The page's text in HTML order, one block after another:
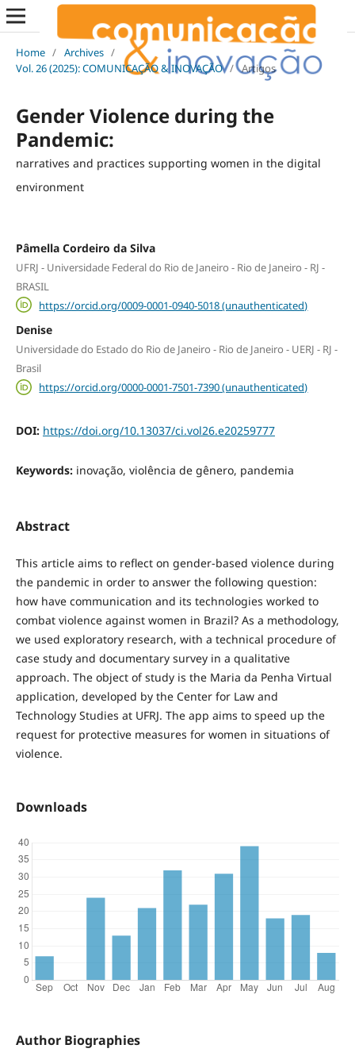
Home / Archives /
Vol. 26 (2025): COMUNICAÇÃO & INOVAÇÃO / Artigos
Gender Violence during the
Pandemic:
narratives and practices supporting women in the digital
environment
Pâmella Cordeiro da Silva
UFRJ - Universidade Federal do Rio de Janeiro - Rio de Janeiro - RJ -
BRASIL
https://orcid.org/0009-0001-0940-5018 (unauthenticated)
Denise
Universidade do Estado do Rio de Janeiro - Rio de Janeiro - UERJ - RJ -
Brasil
https://orcid.org/0000-0001-7501-7390 (unauthenticated)
DOI: https://doi.org/10.13037/ci.vol26.e20259777
Keywords: inovação, violência de gênero, pandemia
Abstract
This article aims to reflect on gender-based violence during
the pandemic in order to answer the following question:
how have communication and its technologies worked to
combat violence against women in Brazil? As a methodology,
we used exploratory research, with a technical procedure of
case study and documentary survey in a qualitative
approach. The object of study is the Maria da Penha Virtual
application, developed by the Center for Law and
Technology Studies at UFRJ. The app aims to speed up the
request for protective measures for women in situations of
violence.
Downloads
Author Biographies